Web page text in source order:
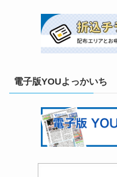
電子版YOUよっかいち